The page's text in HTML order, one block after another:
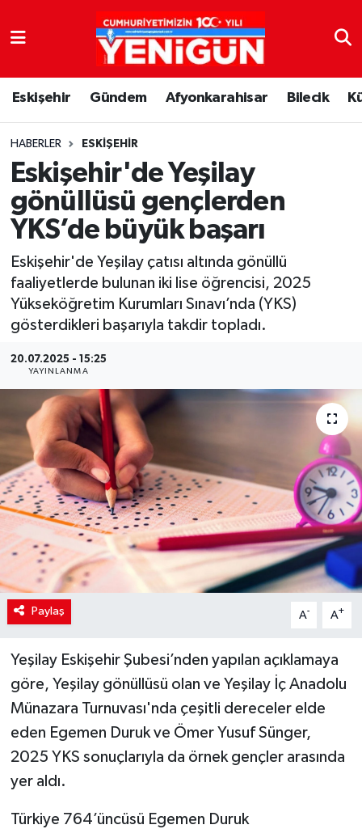
Eskişehir Gündem Afyonkarahisar Bilecik
HABERLER ESKIŞEHIR
Eskişehir'de Yeşilay
gönüllüsü gençlerden
YKS’de büyük başarı
Eskişehir'de Yeşilay çatısı altında gönüllü
faaliyetlerde bulunan iki lise öğrencisi, 2025
Yükseköğretim Kurumları Sınavı’nda (YKS)
gösterdikleri başarıyla takdir topladı.
20.07.2025 - 15:25
YAYINLANMA
Paylaş A- A+
Yeşilay Eskişehir Şubesi’nden yapılan açıklamaya
göre, Yeşilay gönüllüsü olan ve Yeşilay İç Anadolu
Münazara Turnuvası'nda çeşitli dereceler elde
eden Egemen Duruk ve Ömer Yusuf Sünger,
2025 YKS sonuçlarıyla da örnek gençler arasında
yer aldı.
Türkiye 764’üncüsü Egemen Duruk
Nöbetçi Eczaneler
Hava Durumu
Trafik Durumu
Süper Lig Puan Durumu ve Fikstür
Tüm Manşetler
Son Dakika Haberleri
Haber Arşivi